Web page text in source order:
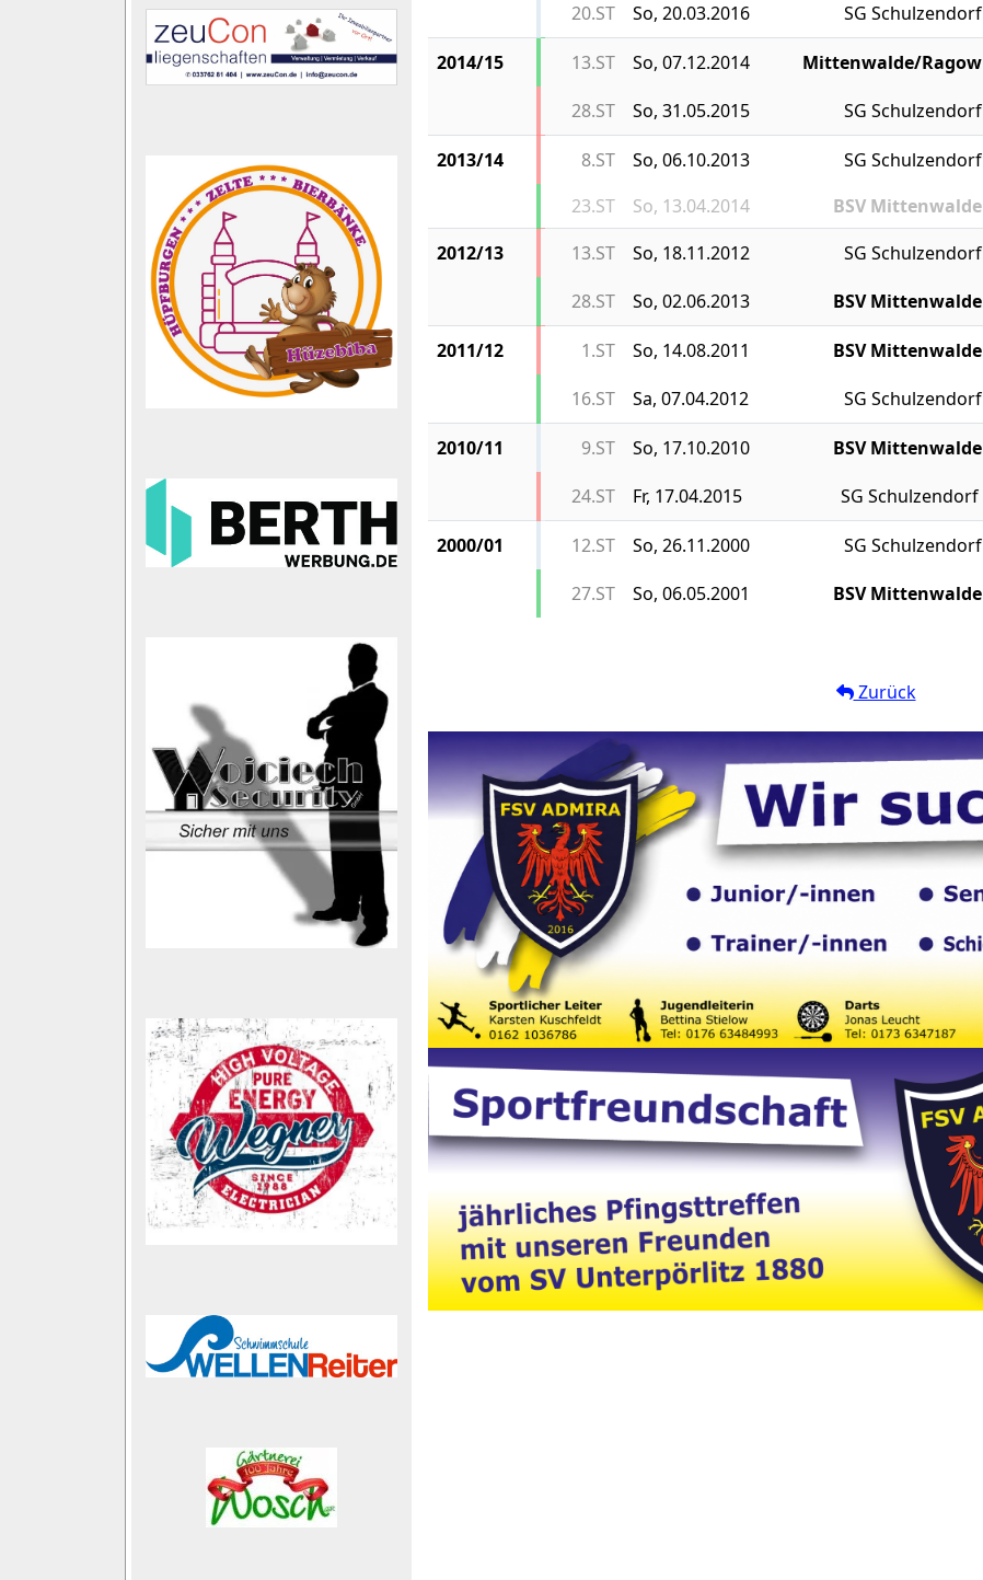
20.ST
So, 20.03.2016 SG Schulzendorf
2014/15 13.ST So, 07.12.2014 Mittenwalde/Ragow
28.ST
So, 31.05.2015 SG Schulzendorf
2013/14 8.ST So, 06.10.2013 SG Schulzendorf
23.ST
So, 13.04.2014 BSV Mittenwalde
2012/13
13.ST So, 18.11.2012 SG Schulzendorf
28.ST
So, 02.06.2013 BSV Mittenwalde
2011/12 1.ST So, 14.08.2011 BSV Mittenwalde
16.ST
Sa, 07.04.2012 SG Schulzendorf
2010/11 9.ST So, 17.10.2010 BSV Mittenwalde
24.ST
Fr, 17.04.2015 SG Schulzendorf
2000/01 12.ST So, 26.11.2000 SG Schulzendorf
27.ST
So, 06.05.2001 BSV Mittenwalde
Zurück